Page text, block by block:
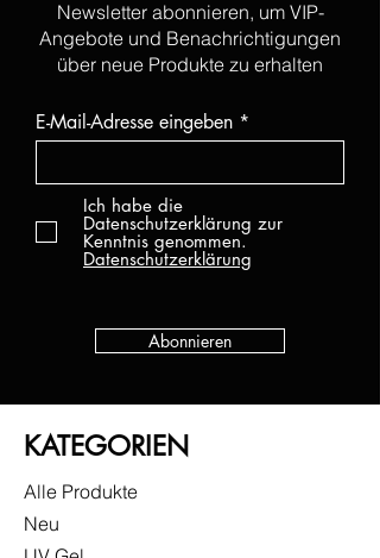
Newsletter abonnieren, um VIP-
Angebote und Benachrichtigungen
über neue Produkte zu erhalten
E-Mail-Adresse eingeben
Ich habe die
Datenschutzerklärung zur
Kenntnis genommen.
Datenschutzerklärung
Abonnieren
KATEGORIEN
Alle Produkte
Neu